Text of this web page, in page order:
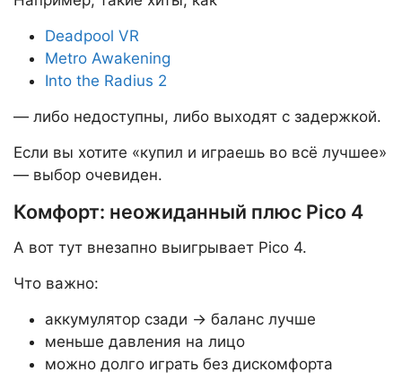
Deadpool VR
Metro Awakening
Into the Radius 2
— либо недоступны, либо выходят с задержкой.
Если вы хотите «купил и играешь во всё лучшее»
— выбор очевиден.
Комфорт: неожиданный плюс Pico 4
А вот тут внезапно выигрывает Pico 4.
Что важно:
аккумулятор сзади → баланс лучше
меньше давления на лицо
можно долго играть без дискомфорта